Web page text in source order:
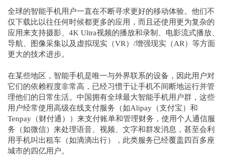
全球的智能手机用户一直在不断寻求更好的移动体验。他们不
仅下载比以往任何时候都更多的应用，而且还使用更为复杂的
应用来支持摄影、4K Ultra视频的播放和录制、电影流式播放、
导航、图像采集以及虚拟现实（VR）/增强现实（AR）等方面
更大的技术进步。
在某些地区，智能手机是唯一与外界联系的设备，因此用户对
它们的依赖程度非常高，已经习惯于让手机不间断地运行并管
理他们的日常生活。中国拥有全球最大智能手机用户群 ，这些
用户经常使用高级在线支付服务（如Alipay（支付宝）和
Tenpay（财付通））来支付账单和管理财务，使用个人通信服
务（如微信）来处理语音、视频、文字和群发消息，甚至会利
用手机叫出租车（如滴滴出行），此类服务已经覆盖四百多座
城市的四亿用户。